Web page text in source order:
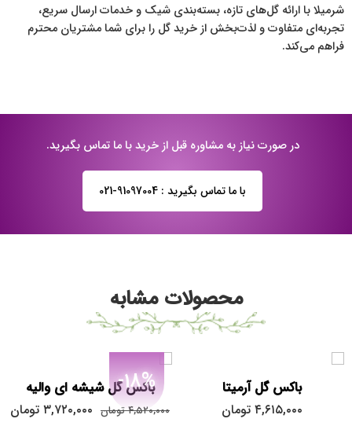
شرمیلا با ارائه گل‌های تازه، بسته‌بندی شیک و خدمات ارسال سریع،
تجربه‌ای متفاوت و لذت‌بخش از خرید گل را برای شما مشتریان محترم
فراهم می‌کند.
در صورت نیاز به مشاوره قبل از خرید با ما تماس بگیرید.
با ما تماس بگیرید : 91097004-021
محصولات مشابه
باکس گل آرمیتا
۴,۶۱۵,۰۰۰ تومان
-18%
باکس گل شیشه ای والیه
۴,۵۲۰,۰۰۰ تومان ۳,۷۲۰,۰۰۰ تومان